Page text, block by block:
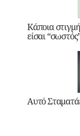
Κάποια
είσαι
Αυτό